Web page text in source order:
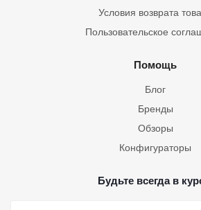
Условия возврата
Пользовательское
Помощь
Блог
Бренды
Обзоры
Конфигураторы
Будьте всегда в